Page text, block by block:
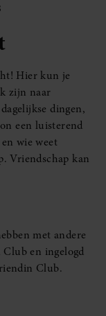
Hier kun je
zijn naar
dingen,
een luisterend
wie weet
Vriendschap kan
met andere
en ingelogd
Club.